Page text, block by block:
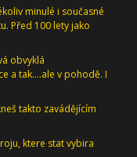
minulé i současné
Před 100 lety jako
obvyklá
a tak....ale v pohodě. I
takto zavádějícím
ktere stat vybira